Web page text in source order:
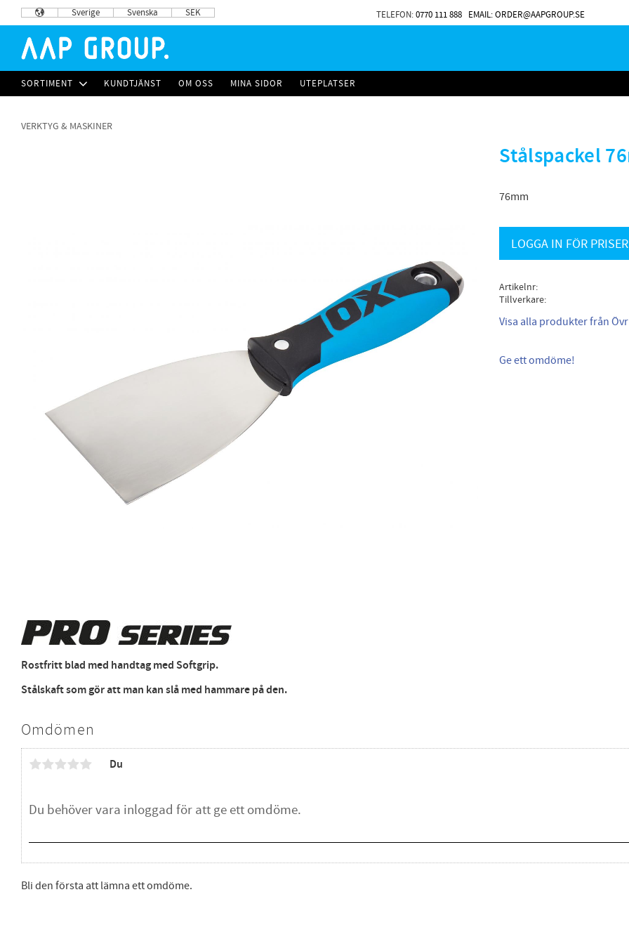
Sverige Svenska SEK TELEFON:0770 111 888 EMAIL: ORDER@AAPGROUP.SE
SORTIMENT KUNDTJÄNST OM OSS MINA SIDOR UTEPLATSER
VERKTYG & MASKINER
Stålspackel
76mm
LOGGA IN FÖR PRISER
Artikelnr
Tillverkare
Visa alla produkter från
Ge ett omdöme!
Rostfritt blad med handtag med Softgrip.
Stålskaft som gör att man kan slå med hammare på den.
Omdömen
Du
Bli den första att lämna ett omdöme.